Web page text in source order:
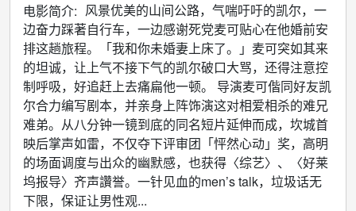
电影简介: 风景优美的山间公路，气喘吁吁的凯尔，一
边奋力踩著自行车，一边感谢死党麦可贴心在他婚前安
排这趟旅程。「我和你未婚妻上床了。」麦可突如其来
的坦诚，让上气不接下气的凯尔破口大骂，还得注意控
制呼吸，好追赶上去痛扁他一顿。 导演麦可偕同好友凯
尔合力编写剧本，并亲身上阵饰演这对相爱相杀的难兄
难弟。从八分钟一镜到底的同名短片延伸而成，坎城首
映后掌声如雷，不仅夺下评审团「怦然心动」奖，高明
的场面调度与出众的幽默感，也获得〈综艺〉、〈好莱
坞报导〉齐声讚誉。一针见血的men’s talk，垃圾话无
下限，保证让男性观...